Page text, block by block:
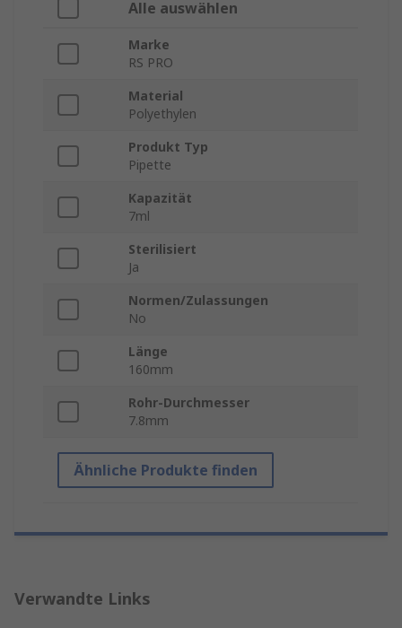
Alle auswählen
Marke
RS PRO
Material
Polyethylen
Produkt Typ
Pipette
Kapazität
7ml
Sterilisiert
Ja
Normen/Zulassungen
No
Länge
160mm
Rohr-Durchmesser
7.8mm
Ähnliche Produkte finden
Verwandte Links